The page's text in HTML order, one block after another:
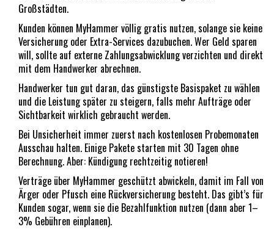
Großstädten.
Kunden können MyHammer völlig gratis nutzen, solange sie keine
Versicherung oder Extra-Services dazubuchen. Wer Geld sparen
will, sollte auf externe Zahlungsabwicklung verzichten und direkt
mit dem Handwerker abrechnen.
Handwerker tun gut daran, das günstigste Basispaket zu wählen
und die Leistung später zu steigern, falls mehr Aufträge oder
Sichtbarkeit wirklich gebraucht werden.
Bei Unsicherheit immer zuerst nach kostenlosen Probemonaten
Ausschau halten. Einige Pakete starten mit 30 Tagen ohne
Berechnung. Aber: Kündigung rechtzeitig notieren!
Verträge über MyHammer geschützt abwickeln, damit im Fall von
Ärger oder Pfusch eine Rückversicherung besteht. Das gibt’s für
Kunden sogar, wenn sie die Bezahlfunktion nutzen (dann aber 1–
3% Gebühren einplanen).